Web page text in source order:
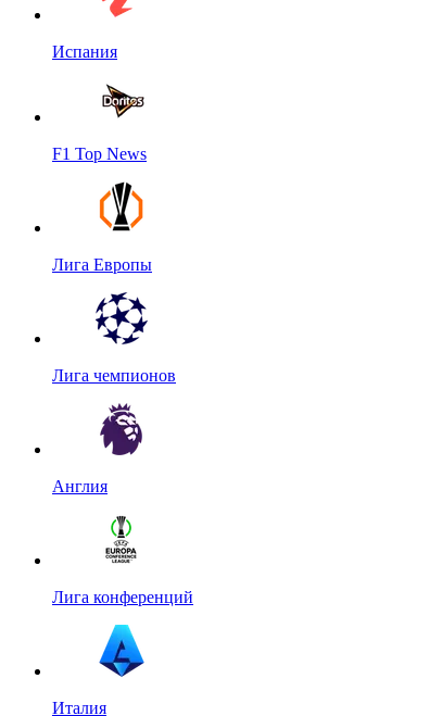
Испания
F1 Top News
Лига Европы
Лига чемпионов
Англия
Лига конференций
Италия